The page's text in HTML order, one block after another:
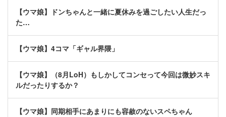
【ウマ娘】ドンちゃんと一緒に夏休みを過ごしたい人生だっ
た…
【ウマ娘】4コマ「ギャル界隈」
【ウマ娘】（8月LoH）もしかしてコンセって今回は微妙スキ
ルだったりするか？
【ウマ娘】同期相手にあまりにも容赦のないスペちゃん